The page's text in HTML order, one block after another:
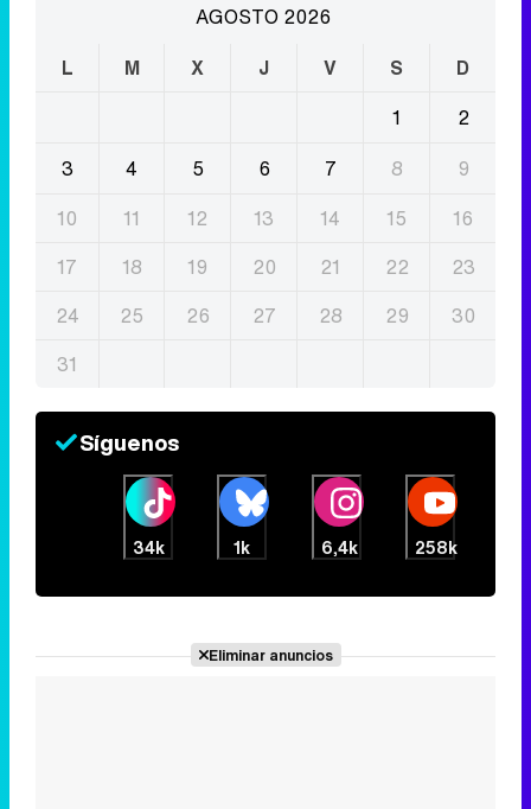
AGOSTO 2026
L
M X J V S
D
1
2
3
4 5 6 7 8
9
10
11 12 13 14 15
16
17
18 19 20 21 22
23
24
25 26 27 28 29
30
31
Síguenos
34k 1k 6,4k 258k
Eliminar anuncios